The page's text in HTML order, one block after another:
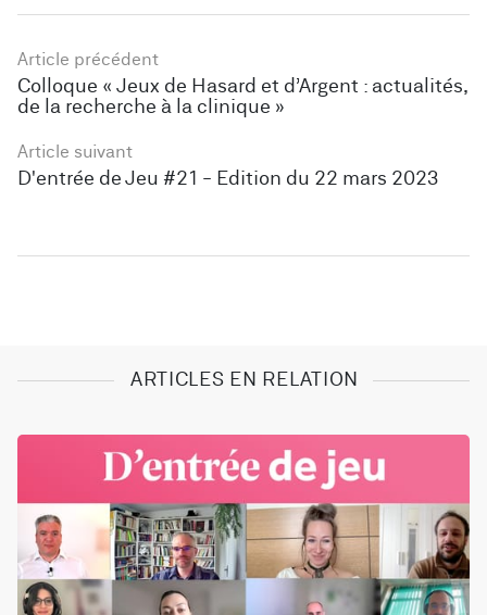
Article précédent
Colloque « Jeux de Hasard et d’Argent : actualités,
de la recherche à la clinique »
Article suivant
D'entrée de Jeu #21 - Edition du 22 mars 2023
ARTICLES EN RELATION